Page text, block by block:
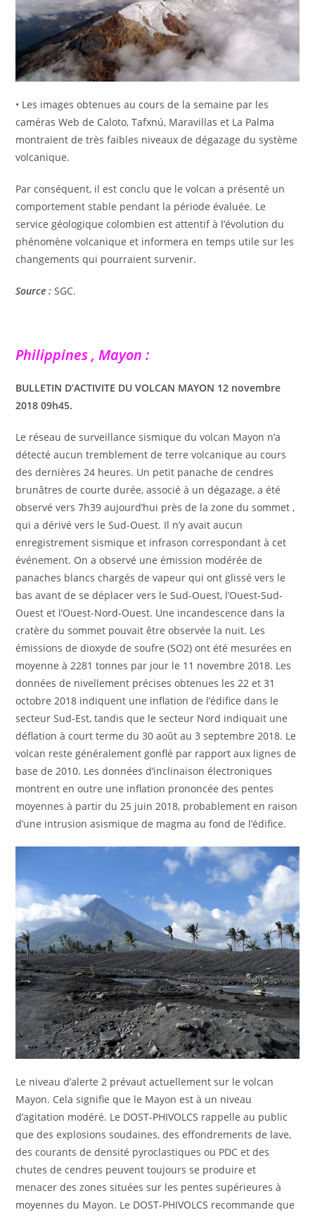
• Les images obtenues au cours de la semaine par les
caméras Web de Caloto, Tafxnú, Maravillas et La Palma
montraient de très faibles niveaux de dégazage du système
volcanique.
Par conséquent, il est conclu que le volcan a présenté un
comportement stable pendant la période évaluée. Le
service géologique colombien est attentif à l’évolution du
phénomène volcanique et informera en temps utile sur les
changements qui pourraient survenir.
Source : SGC.
Philippines , Mayon :
BULLETIN D’ACTIVITE DU VOLCAN MAYON 12 novembre
2018 09h45.
Le réseau de surveillance sismique du volcan Mayon n’a
détecté aucun tremblement de terre volcanique au cours
des dernières 24 heures. Un petit panache de cendres
brunâtres de courte durée, associé à un dégazage, a été
observé vers 7h39 aujourd’hui près de la zone du sommet ,
qui a dérivé vers le Sud-Ouest. Il n’y avait aucun
enregistrement sismique et infrason correspondant à cet
événement. On a observé une émission modérée de
panaches blancs chargés de vapeur qui ont glissé vers le
bas avant de se déplacer vers le Sud-Ouest, l’Ouest-Sud-
Ouest et l’Ouest-Nord-Ouest. Une incandescence dans la
cratère du sommet pouvait être observée la nuit. Les
émissions de dioxyde de soufre (SO2) ont été mesurées en
moyenne à 2281 tonnes par jour le 11 novembre 2018. Les
données de nivellement précises obtenues les 22 et 31
octobre 2018 indiquent une inflation de l’édifice dans le
secteur Sud-Est, tandis que le secteur Nord indiquait une
déflation à court terme du 30 août au 3 septembre 2018. Le
volcan reste généralement gonflé par rapport aux lignes de
base de 2010. Les données d’inclinaison électroniques
montrent en outre une inflation prononcée des pentes
moyennes à partir du 25 juin 2018, probablement en raison
d’une intrusion asismique de magma au fond de l’édifice.
Le niveau d’alerte 2 prévaut actuellement sur le volcan
Mayon. Cela signifie que le Mayon est à un niveau
d’agitation modéré. Le DOST-PHIVOLCS rappelle au public
que des explosions soudaines, des effondrements de lave,
des courants de densité pyroclastiques ou PDC et des
chutes de cendres peuvent toujours se produire et
menacer des zones situées sur les pentes supérieures à
moyennes du Mayon. Le DOST-PHIVOLCS recommande que